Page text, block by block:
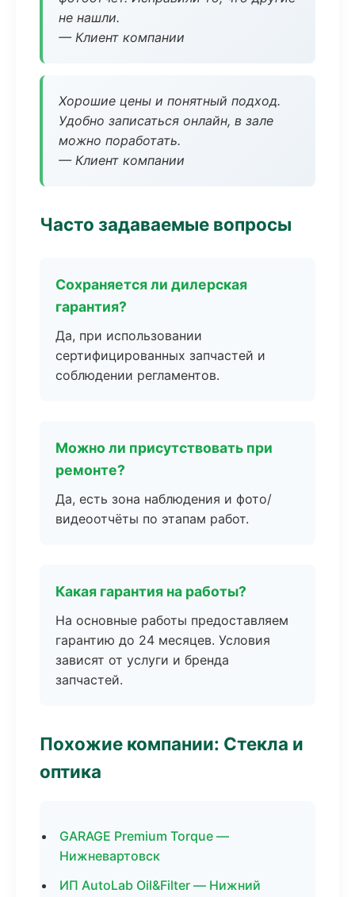
не нашли.
— Клиент компании
Хорошие цены и понятный подход.
Удобно записаться онлайн, в зале
можно поработать.
— Клиент компании
Часто задаваемые вопросы
Сохраняется ли дилерская
гарантия?
Да, при использовании
сертифицированных запчастей и
соблюдении регламентов.
Можно ли присутствовать при
ремонте?
Да, есть зона наблюдения и фото/
видеоотчёты по этапам работ.
Какая гарантия на работы?
На основные работы предоставляем
гарантию до 24 месяцев. Условия
зависят от услуги и бренда
запчастей.
Похожие компании: Стекла и
оптика
GARAGE Premium Torque —
Нижневартовск
ИП AutoLab Oil&Filter — Нижний